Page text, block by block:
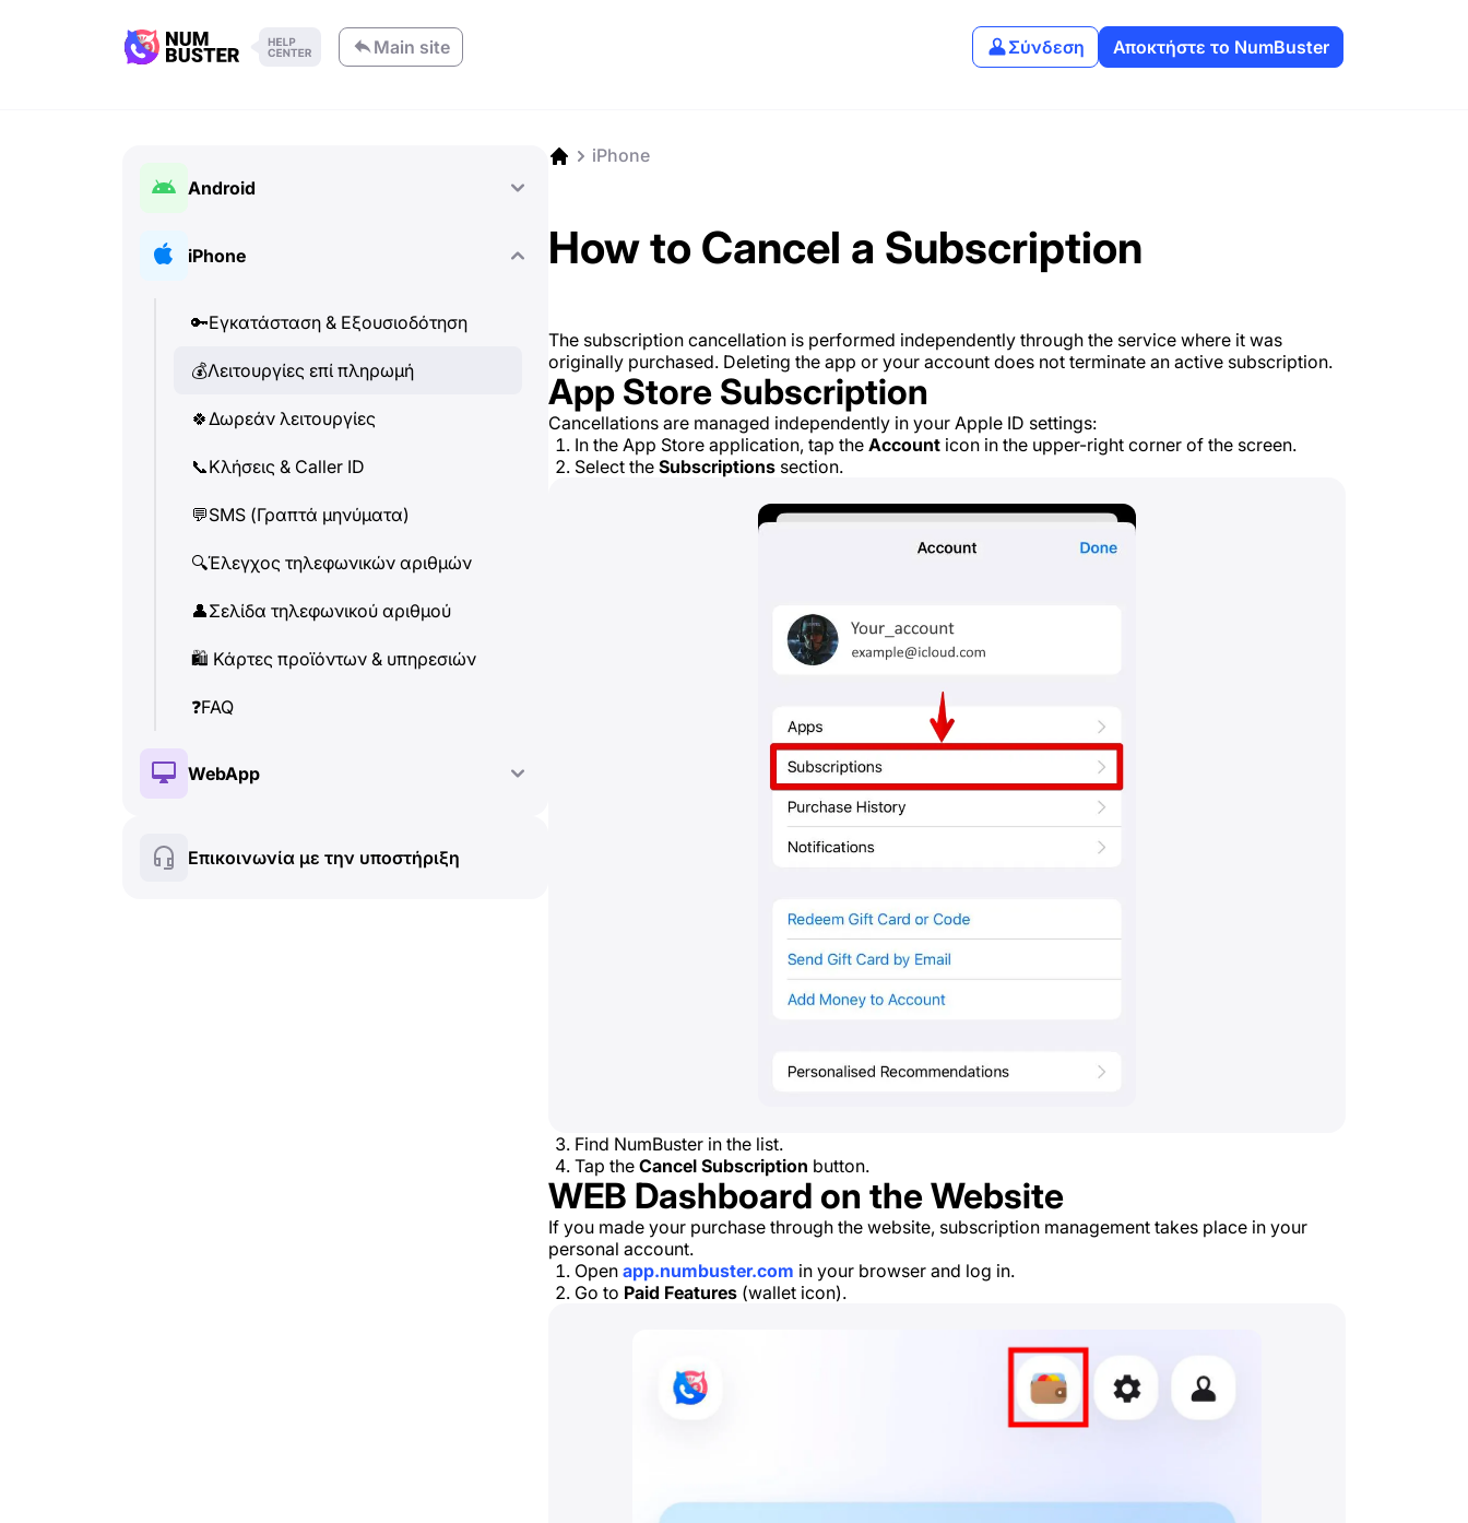
Main site Σύνδεση Αποκτήστε το NumBuster
Android
🔑
iPhone
🔑Εγκατάσταση & Εξουσιοδότηση
💰Λειτουργίες επί πληρωμή
🍀Δωρεάν λειτουργίες
📞Κλήσεις & Caller ID
💬SMS (Γραπτά μηνύματα)
🔍Έλεγχος τηλεφωνικών αριθμών
👤Σελίδα τηλεφωνικού αριθμού
🛍 ️ Κάρτες προϊόντων & υπηρεσιών
❓FAQ
WebApp
Επικοινωνία με την υποστήριξη
iPhone
How to Cancel a Subscription
The subscription cancellation is performed independently through the service where it was
originally purchased. Deleting the app or your account does not terminate an active subscription.
App Store Subscription
Cancellations are managed independently in your Apple ID settings:
In the App Store application, tap the Account icon in the upper-right corner of the screen.
Select the Subscriptions section.
Find NumBuster in the list.
Tap the Cancel Subscription button.
WEB Dashboard on the Website
If you made your purchase through the website, subscription management takes place in your
personal account.
Open app.numbuster.com in your browser and log in.
Go to Paid Features (wallet icon).